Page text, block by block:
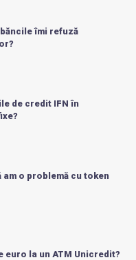
îmi refuză
de credit IFN în
am o problemă cu token
euro la un ATM Unicredit?